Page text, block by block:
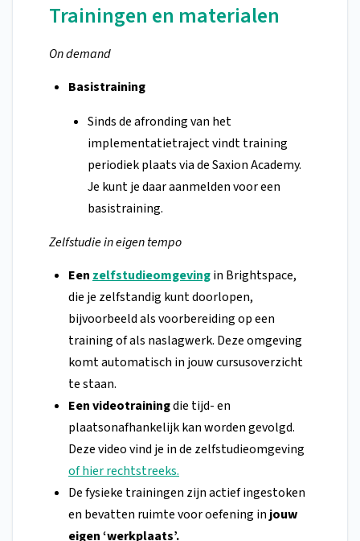
Trainingen en materialen
On demand
Basistraining
Sinds de afronding van het
implementatietraject vindt training
periodiek plaats via de Saxion Academy.
Je kunt je daar aanmelden voor een
basistraining.
Zelfstudie in eigen tempo
Een zelfstudieomgevingin Brightspace,
die je zelfstandig kunt doorlopen,
bijvoorbeeld als voorbereiding op een
training of als naslagwerk. Deze omgeving
komt automatisch in jouw cursusoverzicht
te staan.
Een videotrainingdie tijd- en
plaatsonafhankelijk kan worden gevolgd.
Deze video vind je in de zelfstudieomgeving
of hier rechtstreeks.
De fysieke trainingen zijn actief ingestoken
en bevatten ruimte voor oefening in jouw
eigen ‘werkplaats’.